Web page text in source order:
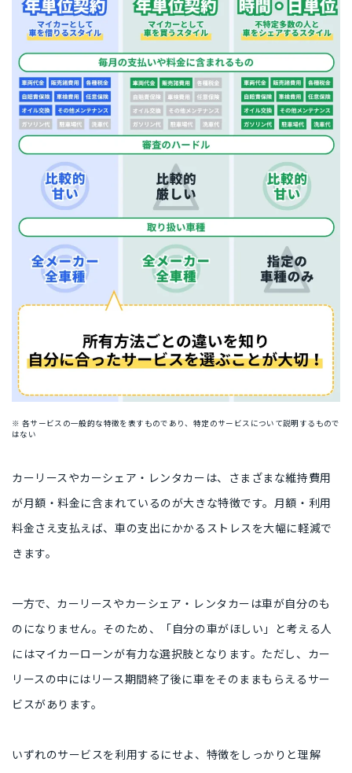
※ 各サービスの一般的な特徴を表すものであり、特定のサービスについて説明するもので
はない
カーリースやカーシェア・レンタカーは、
さまざまな維持費用
が月額・料金に含まれているのが大きな特徴です。月額・利用
料金さえ支払えば、車の支出にかかるストレスを大幅に軽減で
きます。
一方で、カーリースやカーシェア・レンタカーは車が自分のも
のになりません。そのため、
「自分の車がほしい」と考える人
にはマイカーローンが有力な選択肢となります。ただし、カー
リースの中には リース期間終了後に車をそのままもらえるサー
ビスがあります。
いずれのサービスを利用するにせよ、 特徴をしっかりと理解